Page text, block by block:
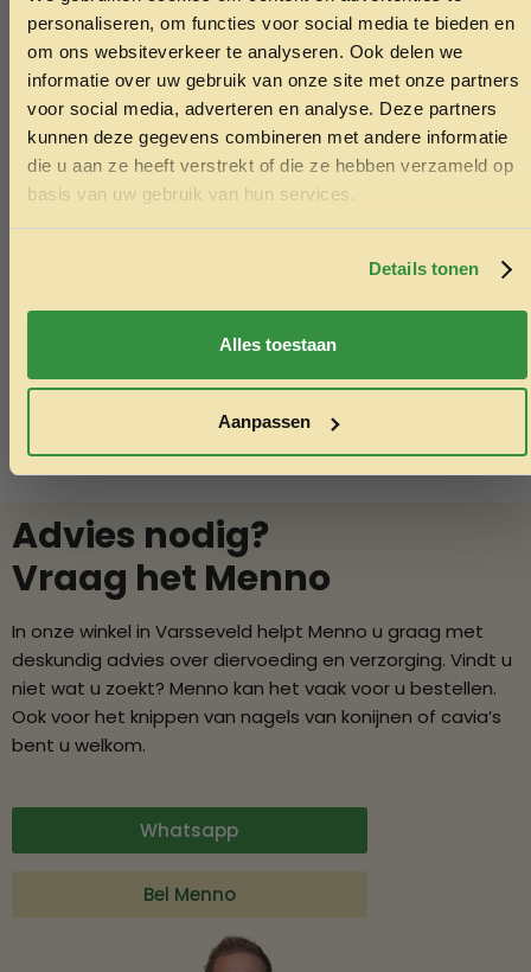
personaliseren, om functies voor social media te bieden en
om ons websiteverkeer te analyseren. Ook delen we
informatie over uw gebruik van onze site met onze partners
voor social media, adverteren en analyse. Deze partners
kunnen deze gegevens combineren met andere informatie
die u aan ze heeft verstrekt of die ze hebben verzameld op
basis van uw gebruik van hun services.
Details tonen
Alles toestaan
Aanpassen
Speelbal drijvend schuimrubber 7cm
Toevoegen aan winkelwagen
Advies nodig?
Vraag het Menno
In onze winkel in Varsseveld helpt Menno u graag met
deskundig advies over diervoeding en verzorging. Vindt u
niet wat u zoekt? Menno kan het vaak voor u bestellen.
Ook voor het knippen van nagels van konijnen of cavia’s
bent u welkom.
Whatsapp
Bel Menno
ONTVANG 5% KORTING OP
JE EERSTE BESTELLING!
Ontvang korting
Door je in te schrijven ga je akkoord met het ontvangen van
Nee, ik wil geen korting